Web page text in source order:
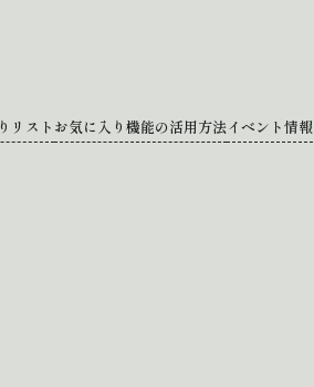
リスト お気に入り機能の活用方法イベント情報